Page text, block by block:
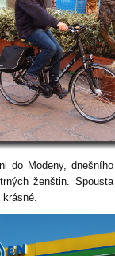
do Modeny,
ženštin.
krásné.